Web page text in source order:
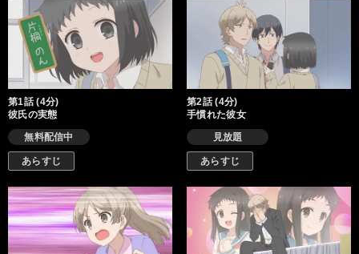
第1話 (4分)
彼氏の実態
無料配信中
あらすじ
第2話 (4分)
手慣れた彼女
見放題
あらすじ